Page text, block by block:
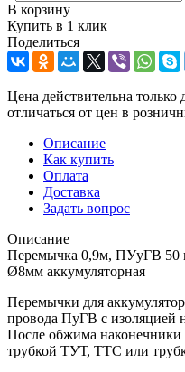
В корзину
Купить в 1 клик
Поделиться
Цена действительна
отличаться от цен в
Описание
Как купить
Оплата
Доставка
Задать вопрос
Описание
Перемычка 0,9м, ПУуГВ 50
Ø8мм аккумуляторная
Перемычки для
провода ПуГВ с изоляцией
После обжима
трубкой ТУТ, ТТС или